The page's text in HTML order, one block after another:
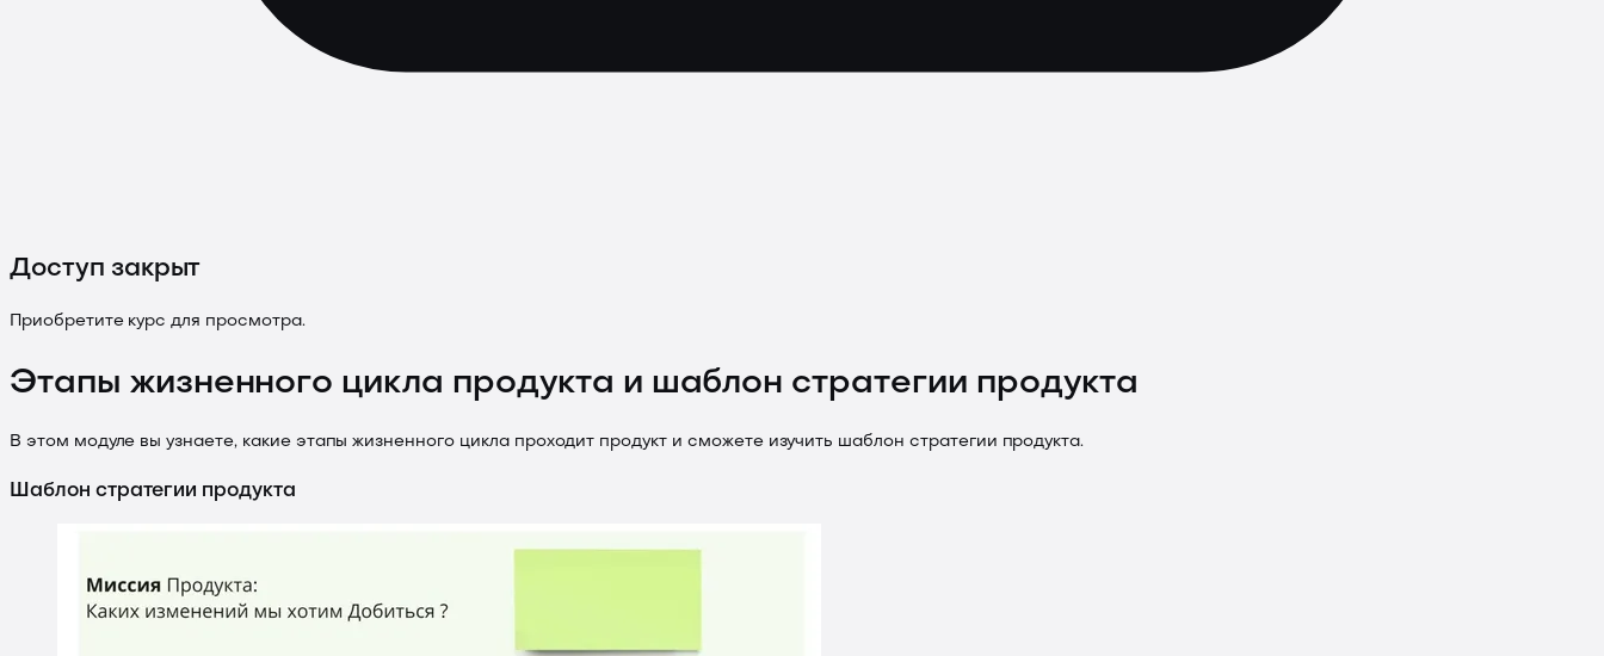
Доступ закрыт
Приобретите курс для просмотра.
Этапы жизненного цикла продукта и шаблон стратегии продукта
В этом модуле вы узнаете, какие этапы жизненного цикла проходит продукт и сможете изучить шаблон стратегии продукта.
Шаблон стратегии продукта